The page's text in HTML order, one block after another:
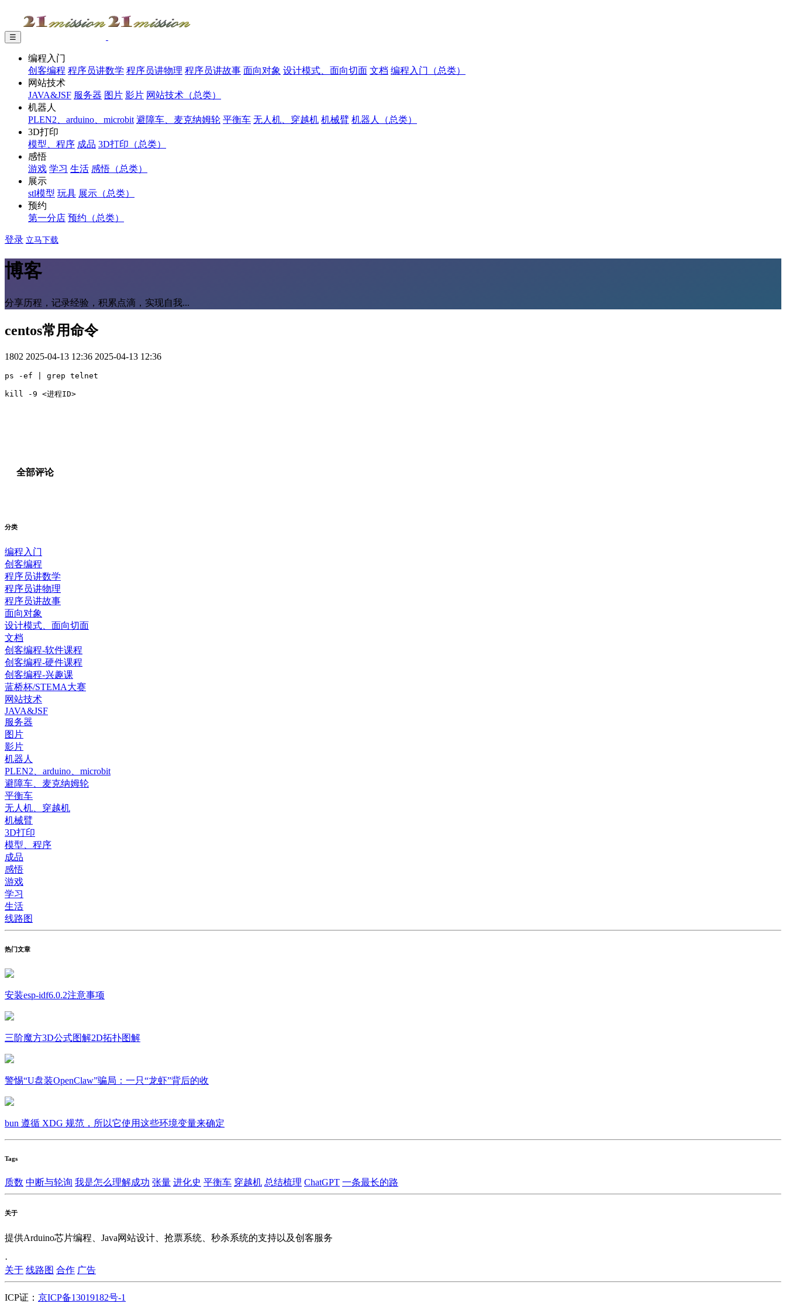
☰
编程入门
创客编程 程序员讲数学 程序员讲物理 程序员讲故事 面向对象 设计模式、面向切面 文档 编程入门（总类）
网站技术
JAVA&JSF 服务器 图片 影片 网站技术（总类）
机器人
PLEN2、arduino、microbit 避障车、麦克纳姆轮 平衡车 无人机、穿越机 机械臂 机器人（总类）
3D打印
模型、程序 成品 3D打印（总类）
感悟
游戏 学习 生活 感悟（总类）
展示
stl模型 玩具 展示（总类）
预约
第一分店 预约（总类）
登录 立马下载
博客
分享历程，记录经验，积累点滴，实现自我...
centos常用命令
1802 2025-04-13 12:36 2025-04-13 12:36
ps -ef | grep telnet
kill -9 <进程ID>
全部评论
分类
编程入门
创客编程
程序员讲数学
程序员讲物理
程序员讲故事
面向对象
设计模式、面向切面
文档
创客编程-软件课程
创客编程-硬件课程
创客编程-兴趣课
蓝桥杯/STEMA大赛
网站技术
JAVA&JSF
服务器
图片
影片
机器人
PLEN2、arduino、microbit
避障车、麦克纳姆轮
平衡车
无人机、穿越机
机械臂
3D打印
模型、程序
成品
感悟
游戏
学习
生活
线路图
热门文章
安装esp-idf6.0.2注意事项
三阶魔方3D公式图解2D拓扑图解
警惕“U盘装OpenClaw”骗局：一只“龙虾”背后的收
bun 遵循 XDG 规范，所以它使用这些环境变量来确定
Tags
质数 中断与轮询 我是怎么理解成功 张量 进化史 平衡车 穿越机 总结梳理 ChatGPT 一条最长的路
关于
提供Arduino芯片编程、Java网站设计、抢票系统、秒杀系统的支持以及创客服务
·
关于 线路图 合作 广告
ICP证： 京ICP备13019182号-1